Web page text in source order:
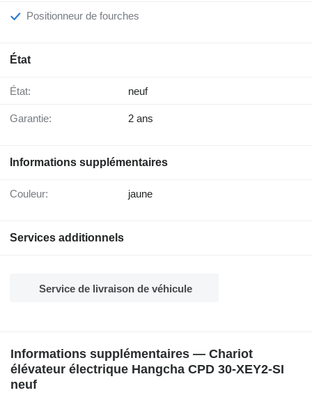
Positionneur de fourches
État
État: neuf
Garantie: 2 ans
Informations supplémentaires
Couleur: jaune
Services additionnels
Service de livraison de véhicule
Informations supplémentaires — Chariot
élévateur électrique Hangcha CPD 30-XEY2-SI
neuf